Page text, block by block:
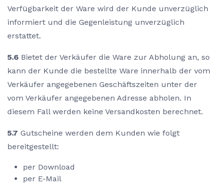
Verfügbarkeit der Ware wird der Kunde unverzüglich
informiert und die Gegenleistung unverzüglich
erstattet.
5.6 Bietet der Verkäufer die Ware zur Abholung an, so
kann der Kunde die bestellte Ware innerhalb der vom
Verkäufer angegebenen Geschäftszeiten unter der
vom Verkäufer angegebenen Adresse abholen. In
diesem Fall werden keine Versandkosten berechnet.
5.7 Gutscheine werden dem Kunden wie folgt
bereitgestellt:
per Download
per E-Mail